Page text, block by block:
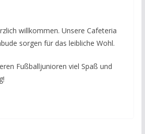
willkommen. Unsere Cafeteria
sorgen für das leibliche Wohl.
Fußballjunioren viel Spaß und